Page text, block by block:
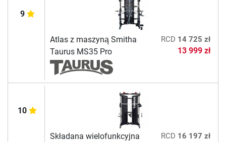
9
Atlas z maszyną Smitha
Taurus MS35 Pro
RCD 14 725 zł
13 999 zł
10
Składana wielofunkcyjna
RCD 16 197 zł